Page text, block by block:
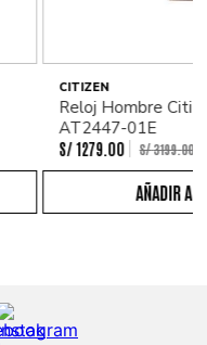
CITIZEN
Reloj Hombre
AT2447-01E
S/ 1279 00 S/3199.00